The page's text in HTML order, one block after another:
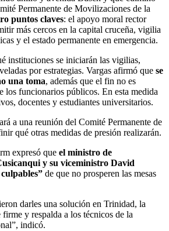
Permanente de Movilizaciones de la
puntos claves: el apoyo moral rector
más cercos en la capital cruceña, vigilia
y el estado permanente en emergencia.
instituciones se iniciarán las vigilias,
por estrategias. Vargas afirmó que se
una toma, además que el fin no es
los funcionarios públicos. En esta medida
docentes y estudiantes universitarios.
a una reunión del Comité Permanente de
qué otras medidas de presión realizarán.
expresó que el ministro de
y su viceministro David
de que no prosperen las mesas
darles una solución en Trinidad, la
y respalda a los técnicos de la
indicó.